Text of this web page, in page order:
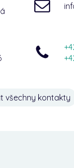
všechny kontakty